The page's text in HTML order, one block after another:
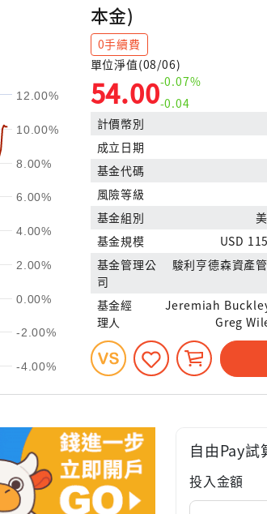
-4.00%
-2.00%
0.00%
2.00%
4.00%
6.00%
8.00%
10.00%
12.00%
本金)
0手續費
單位淨值(08/06)
54.00-0.07%
-0.04
計價幣別
成立日期
基金代碼
風險等級
基金組別
基金規模
USD
基金管理公
司
駿利亨德森資產
基金經
理人
Jeremiah
Greg
自由Pay試
投入金額